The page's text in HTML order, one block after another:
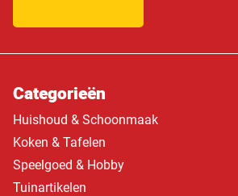
Categorieën
Huishoud & Schoonmaak
Koken & Tafelen
Speelgoed & Hobby
Tuinartikelen